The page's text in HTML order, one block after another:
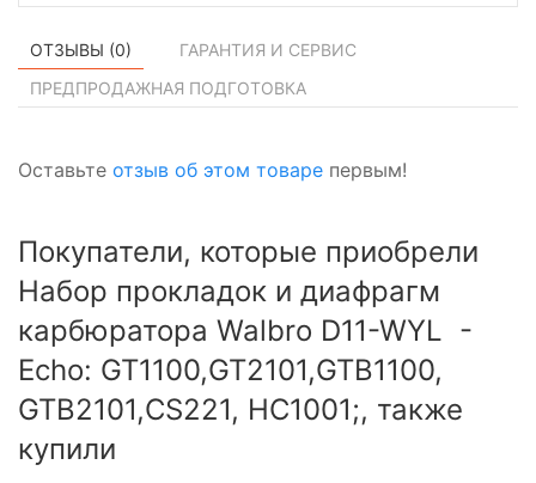
ОТЗЫВЫ (0)
ГАРАНТИЯ И СЕРВИС
ПРЕДПРОДАЖНАЯ ПОДГОТОВКА
Оставьте отзыв об этом товаре первым!
Покупатели, которые приобрели
Набор прокладок и диафрагм
карбюратора Walbro D11-WYL -
Echo: GT1100,GT2101,GTB1100,
GTB2101,CS221, HC1001;, также
купили